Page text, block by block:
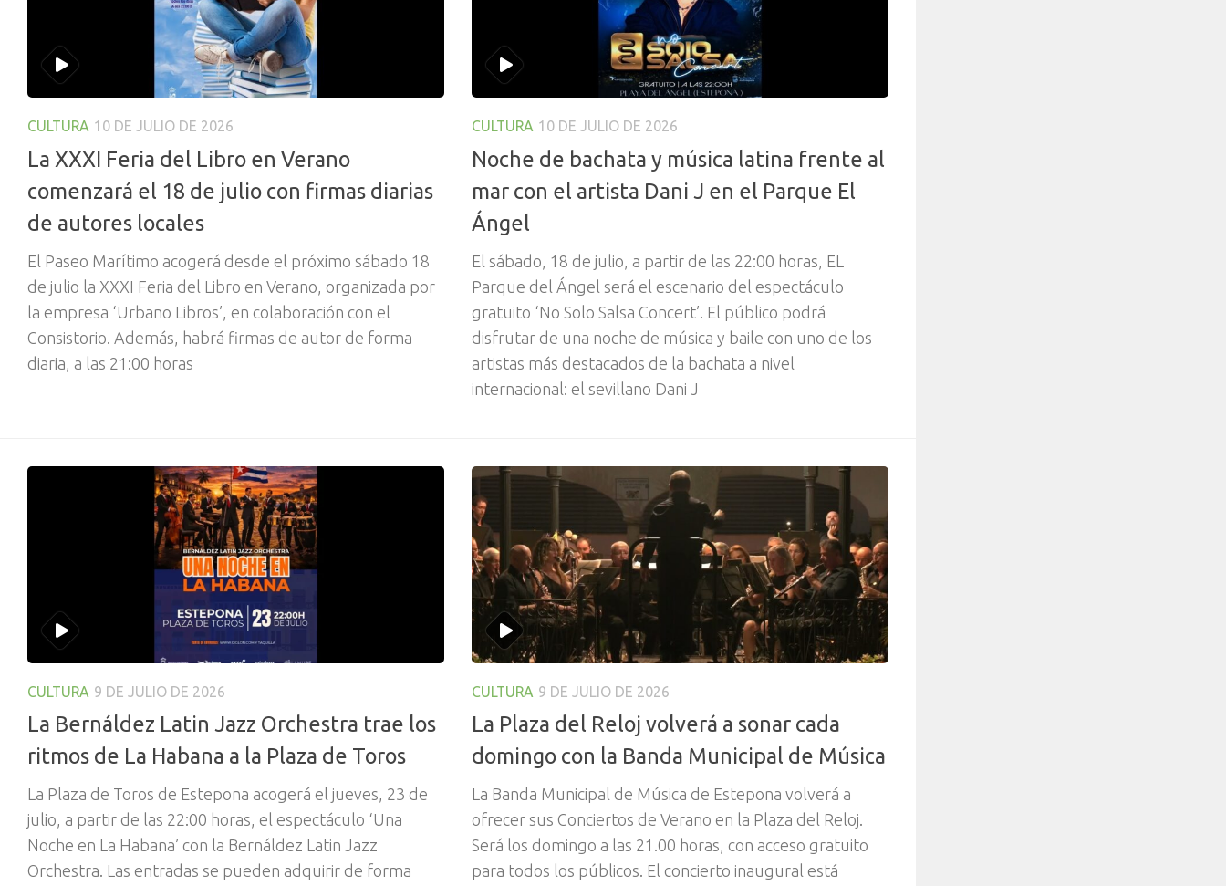
CULTURA 10 DE JULIO DE 2026
La XXXI Feria del Libro en Verano
comenzará el 18 de julio con firmas diarias
de autores locales
El Paseo Marítimo acogerá desde el próximo sábado 18
de julio la XXXI Feria del Libro en Verano, organizada por
la empresa ‘Urbano Libros’, en colaboración con el
Consistorio. Además, habrá firmas de autor de forma
diaria, a las 21:00 horas
CULTURA 10 DE JULIO DE 2026
Noche de bachata y música latina frente al
mar con el artista Dani J en el Parque El
Ángel
El sábado, 18 de julio, a partir de las 22:00 horas, EL
Parque del Ángel será el escenario del espectáculo
gratuito ‘No Solo Salsa Concert’. El público podrá
disfrutar de una noche de música y baile con uno de los
artistas más destacados de la bachata a nivel
internacional: el sevillano Dani J
CULTURA 9 DE JULIO DE 2026
La Bernáldez Latin Jazz Orchestra trae los
ritmos de La Habana a la Plaza de Toros
La Plaza de Toros de Estepona acogerá el jueves, 23 de
julio, a partir de las 22:00 horas, el espectáculo ‘Una
Noche en La Habana’ con la Bernáldez Latin Jazz
Orchestra. Las entradas se pueden adquirir de forma
CULTURA 9 DE JULIO DE 2026
La Plaza del Reloj volverá a sonar cada
domingo con la Banda Municipal de Música
La Banda Municipal de Música de Estepona volverá a
ofrecer sus Conciertos de Verano en la Plaza del Reloj.
Será los domingo a las 21.00 horas, con acceso gratuito
para todos los públicos. El concierto inaugural está